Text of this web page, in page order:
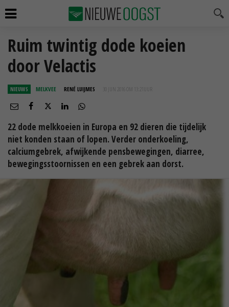
Ruim twintig dode koeien
door Velactis
NIEUWS MELKVEE RENÉ LUIJMES 30 JUN 2016 OM 13:21
22 dode melkkoeien in Europa en 92 dieren die tijdelijk
niet konden staan of lopen. Verder onderkoeling,
calciumgebrek, afwijkende pensbewegingen, diarree,
bewegingsstoornissen en een gebrek aan dorst.